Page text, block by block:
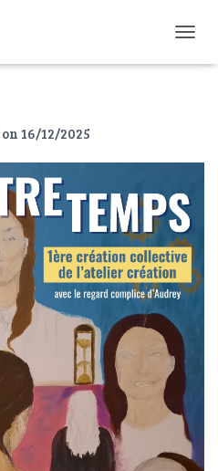
U
F
R
M
E
R
A
I
G
A
T
I
O
N
on 16/12/2025